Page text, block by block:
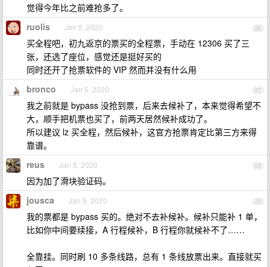
觉得今年比之前难抢多了。
26
ruolis Jan 5, 2020
买全程吧，初九返京的票买的全程票，手动在 12306 买了三
张，还选了座位，感觉还是挺好买的
同时还开了抢票软件的 VIP 然而并没有什么用
27
bronco Jan 5, 2020
我之前就是 bypass 没抢到票，后来去候补了，本来觉得希望不
大，顺手把机票也买了，前两天居然候补成功了。
所以建议 lz 买全程，然后候补，这官方抢票肯定比第三方来得
靠谱。
28
reus Jan 5, 2020
因为加了滑块验证码。
29
jousca Jan 5, 2020
我的票都是 bypass 买的。绝对不去补候补。候补只能补 1 单，
比如你中间要续接，A 行程候补，B 行程你就候补不了……
全靠挂。同时刷 10 多条线路，总有 1 条线放票出来。直接就买